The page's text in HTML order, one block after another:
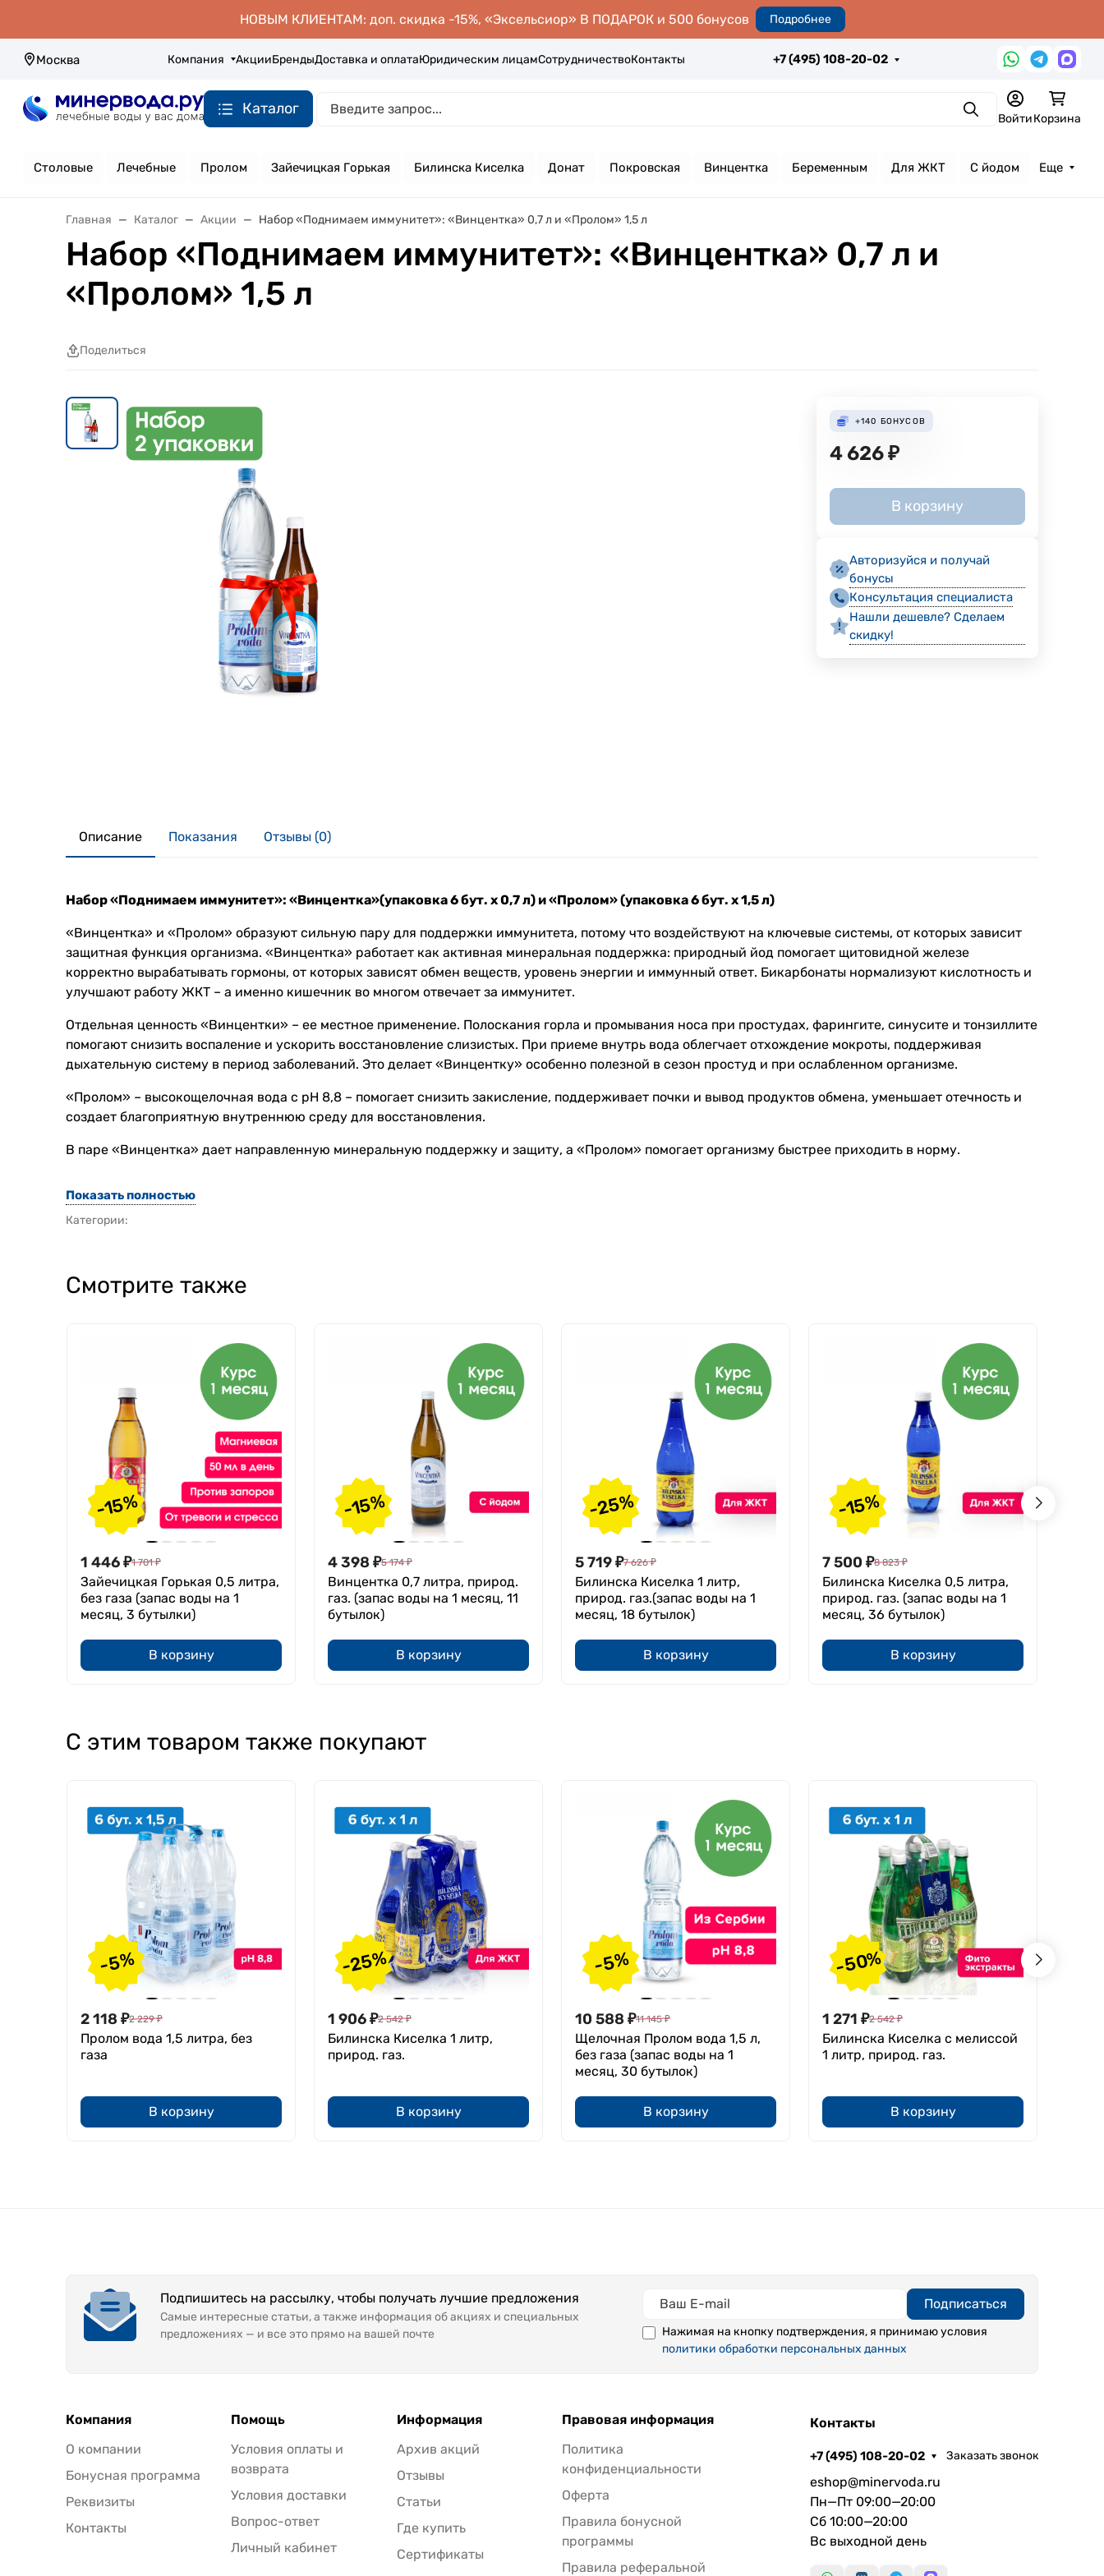
НОВЫМ КЛИЕНТАМ: доп. скидка -15%, «Эксельсиор» В ПОДАРОК и 500 бонусов Подробнее
Москва Компания АкцииБрендыДоставка и оплатаЮридическим лицамСотрудничествоКонтакты +7 (495) 108-20-02
Каталог ПоискВойтиКорзина
Столовые Лечебные Пролом Зайечицкая Горькая Билинска Киселка Донат Покровская Винцентка Беременным Для ЖКТ С йодом Еще
Главная Каталог Акции Набор «Поднимаем иммунитет»: «Винцентка» 0,7 л и «Пролом» 1,5 л
Набор «Поднимаем иммунитет»: «Винцентка» 0,7 л и
«Пролом» 1,5 л
Поделиться
+140 БОНУСОВ
4 626₽
В корзину
Авторизуйся и получай
бонусы
Консультация специалиста
Нашли дешевле? Сделаем
скидку!
Описание Показания Отзывы (0)
Набор «Поднимаем иммунитет»: «Винцентка»(упаковка 6 бут. х 0,7 л) и «Пролом» (упаковка 6 бут. х 1,5 л)
«Винцентка» и «Пролом» образуют сильную пару для поддержки иммунитета, потому что воздействуют на ключевые системы, от которых зависит
защитная функция организма. «Винцентка» работает как активная минеральная поддержка: природный йод помогает щитовидной железе
корректно вырабатывать гормоны, от которых зависят обмен веществ, уровень энергии и иммунный ответ. Бикарбонаты нормализуют кислотность и
улучшают работу ЖКТ – а именно кишечник во многом отвечает за иммунитет.
Отдельная ценность «Винцентки» – ее местное применение. Полоскания горла и промывания носа при простудах, фарингите, синусите и тонзиллите
помогают снизить воспаление и ускорить восстановление слизистых. При приеме внутрь вода облегчает отхождение мокроты, поддерживая
дыхательную систему в период заболеваний. Это делает «Винцентку» особенно полезной в сезон простуд и при ослабленном организме.
«Пролом» – высокощелочная вода с pH 8,8 – помогает снизить закисление, поддерживает почки и вывод продуктов обмена, уменьшает отечность и
создает благоприятную внутреннюю среду для восстановления.
В паре «Винцентка» дает направленную минеральную поддержку и защиту, а «Пролом» помогает организму быстрее приходить в норму.
Показать полностью
Категории:
Смотрите также
-15%
1 446₽1 701 ₽
Зайечицкая Горькая 0,5 литра,
без газа (запас воды на 1
месяц, 3 бутылки)
В корзину
-15%
4 398 ₽5 174 ₽
Винцентка 0,7 литра, природ.
газ. (запас воды на 1 месяц, 11
бутылок)
В корзину
-25%
5 719₽7 626 ₽
Билинска Киселка 1 литр,
природ. газ.(запас воды на 1
месяц, 18 бутылок)
В корзину
-15%
7 500 ₽8 823 ₽
Билинска Киселка 0,5 литра,
природ. газ. (запас воды на 1
месяц, 36 бутылок)
В корзину
С этим товаром также покупают
-5%
2 118 ₽2 229 ₽
Пролом вода 1,5 литра, без
газа
В корзину
-25%
1 906₽2 542 ₽
Билинска Киселка 1 литр,
природ. газ.
В корзину
-5%
10 588 ₽11 145 ₽
Щелочная Пролом вода 1,5 л,
без газа (запас воды на 1
месяц, 30 бутылок)
В корзину
-50%
1 271 ₽2 542 ₽
Билинска Киселка с мелиссой
1 литр, природ. газ.
В корзину
Подпишитесь на рассылку, чтобы получать лучшие предложения
Самые интересные статьи, а также информация об акциях и специальных
предложениях — и все это прямо на вашей почте
Подписаться
Нажимая на кнопку подтверждения, я принимаю условия
политики обработки персональных данных
Компания
О компании
Бонусная программа
Реквизиты
Контакты
Помощь
Условия оплаты и
возврата
Условия доставки
Вопрос-ответ
Личный кабинет
Информация
Архив акций
Отзывы
Статьи
Где купить
Сертификаты
Правовая информация
Политика
конфиденциальности
Оферта
Правила бонусной
программы
Правила реферальной
Контакты
+7 (495) 108-20-02 Заказать звонок
eshop@minervoda.ru
Пн—Пт 09:00—20:00
Сб 10:00—20:00
Вс выходной день